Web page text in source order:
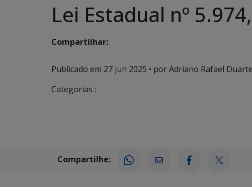
Lei Estadual nº
Compartilhar:
Publicado em 27 jun 2025 • por Adriano Rafael
Categorias :
Compartilhe: